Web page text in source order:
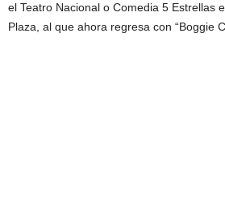
el Teatro Nacional o Comedia 5 Estrellas
Plaza, al que ahora regresa con “Boggie